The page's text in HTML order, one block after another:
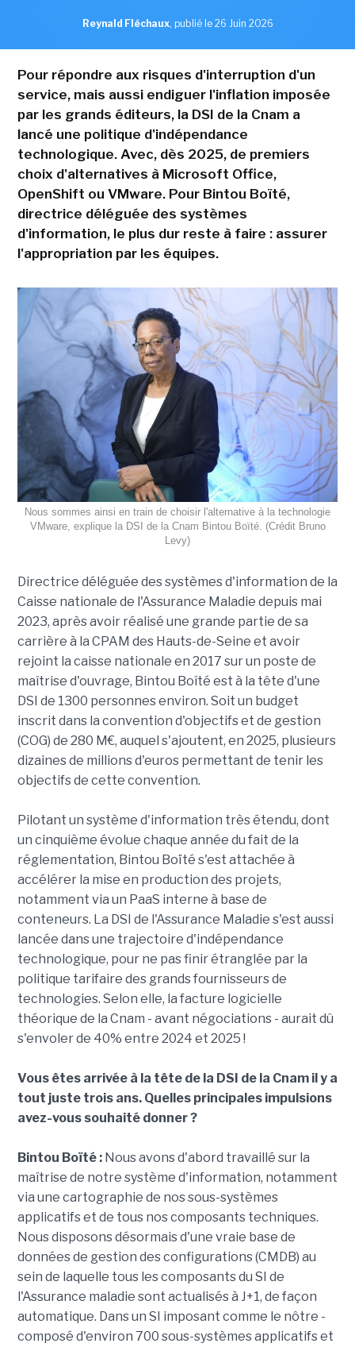
Reynald Fléchaux, publié le 26 Juin 2026
Pour répondre aux risques d'interruption d'un
service, mais aussi endiguer l'inflation imposée
par les grands éditeurs, la DSI de la Cnam a
lancé une politique d'indépendance
technologique. Avec, dès 2025, de premiers
choix d'alternatives à Microsoft Office,
OpenShift ou VMware. Pour Bintou Boïté,
directrice déléguée des systèmes
d'information, le plus dur reste à faire : assurer
l'appropriation par les équipes.
Nous sommes ainsi en train de choisir l'alternative à la technologie
VMware, explique la DSI de la Cnam Bintou Boïté. (Crédit Bruno
Levy)
Directrice déléguée des systèmes d'information de la
Caisse nationale de l'Assurance Maladie depuis mai
2023, après avoir réalisé une grande partie de sa
carrière à la CPAM des Hauts-de-Seine et avoir
rejoint la caisse nationale en 2017 sur un poste de
maîtrise d'ouvrage, Bintou Boîté est à la tête d'une
DSI de 1300 personnes environ. Soit un budget
inscrit dans la convention d'objectifs et de gestion
(COG) de 280 M€, auquel s'ajoutent, en 2025, plusieurs
dizaines de millions d'euros permettant de tenir les
objectifs de cette convention.
Pilotant un système d'information très étendu, dont
un cinquième évolue chaque année du fait de la
réglementation, Bintou Boïté s'est attachée à
accélérer la mise en production des projets,
notamment via un PaaS interne à base de
conteneurs. La DSI de l'Assurance Maladie s'est aussi
lancée dans une trajectoire d'indépendance
technologique, pour ne pas finir étranglée par la
politique tarifaire des grands fournisseurs de
technologies. Selon elle, la facture logicielle
théorique de la Cnam - avant négociations - aurait dû
s'envoler de 40% entre 2024 et 2025 !
Vous êtes arrivée à la tête de la DSI de la Cnam il y a
tout juste trois ans. Quelles principales impulsions
avez-vous souhaité donner ?
Bintou Boïté :Nous avons d'abord travaillé sur la
maîtrise de notre système d'information, notamment
via une cartographie de nos sous-systèmes
applicatifs et de tous nos composants techniques.
Nous disposons désormais d'une vraie base de
données de gestion des configurations (CMDB) au
sein de laquelle tous les composants du SI de
l'Assurance maladie sont actualisés à J+1, de façon
automatique. Dans un SI imposant comme le nôtre -
composé d'environ 700 sous-systèmes applicatifs et